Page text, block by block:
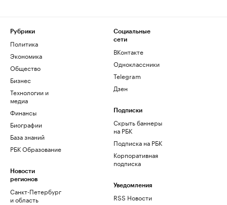
Рубрики
Политика
Экономика
Общество
Бизнес
Технологии и
медиа
Финансы
Биографии
База знаний
РБК Образование
Новости
регионов
Санкт-Петербург
и область
Социальные
сети
ВКонтакте
Одноклассники
Telegram
Дзен
Подписки
Скрыть баннеры
на РБК
Подписка на РБК
Корпоративная
подписка
Уведомления
RSS Новости